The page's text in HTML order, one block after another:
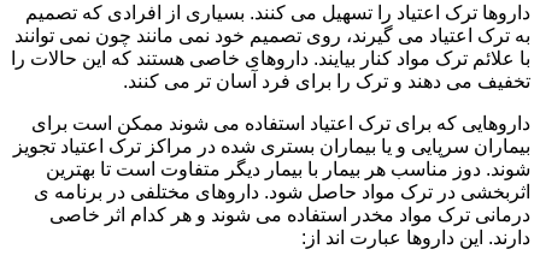
داروها ترک اعتیاد را تسهیل می کنند. بسیاری از افرادی که تصمیم
به ترک اعتیاد می گیرند، روی تصمیم خود نمی مانند چون نمی توانند
با علائم ترک مواد کنار بیایند. داروهای خاصی هستند که این حالات را
تخفیف می دهند و ترک را برای فرد آسان تر می کنند.
داروهایی که برای ترک اعتیاد استفاده می شوند ممکن است برای
بیماران سرپایی و یا بیماران بستری شده در مراکز ترک اعتیاد تجویز
شوند. دوز مناسب هر بیمار با بیمار دیگر متفاوت است تا بهترین
اثربخشی در ترک مواد حاصل شود. داروهای مختلفی در برنامه ی
درمانی ترک مواد مخدر استفاده می شوند و هر کدام اثر خاصی
دارند. این داروها عبارت اند از: